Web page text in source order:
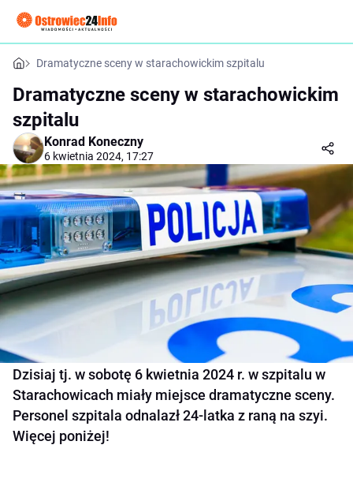
Dramatyczne sceny w starachowickim szpitalu
Dramatyczne sceny w starachowickim
szpitalu
Konrad Koneczny
6 kwietnia 2024, 17:27
Dzisiaj tj. w sobotę 6 kwietnia 2024 r. w szpitalu w
Starachowicach miały miejsce dramatyczne sceny.
Personel szpitala odnalazł 24-latka z raną na szyi.
Więcej poniżej!